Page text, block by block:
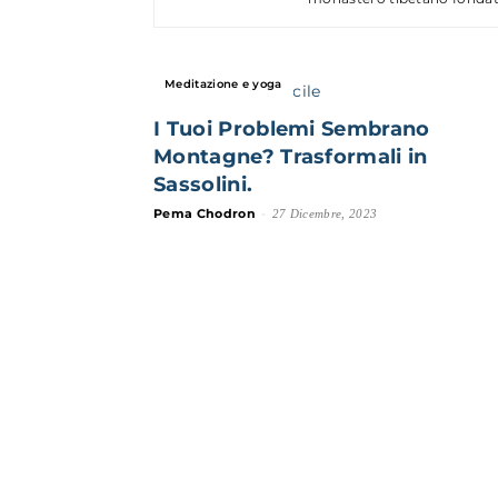
Meditazione e yoga
I Tuoi Problemi Sembrano
Montagne? Trasformali in
Sassolini.
Pema Chodron 27 Dicembre, 2023